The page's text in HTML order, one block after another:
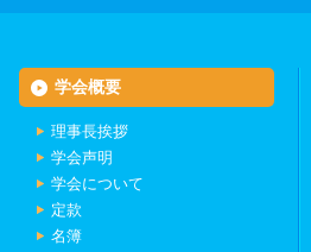
学会概要
理事長挨拶
学会声明
学会について
定款
名簿